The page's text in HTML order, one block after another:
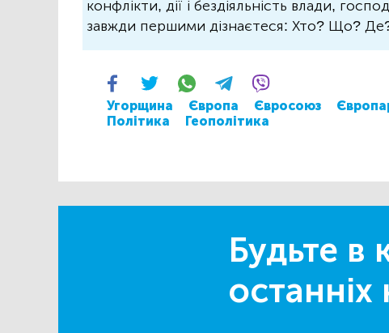
конфлікти, дії і бездіяльність влади,
завжди першими дізнаєтеся: Хто? Що?
Угорщина Європа Євросоюз
Політика
Геополітика
Будьте в